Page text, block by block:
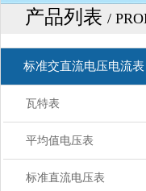
产品列表 /
标准交直流电压电流表
瓦特表
平均值电压表
标准直流电压表